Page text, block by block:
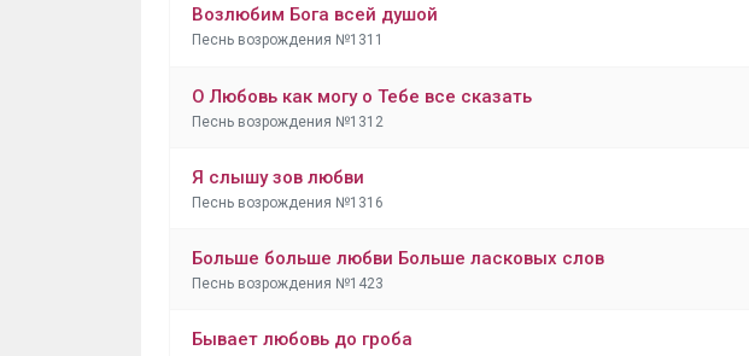
Возлюбим Бога всей душой
Песнь возрождения №1311
О Любовь как могу о Тебе все сказать
Песнь возрождения №1312
Я слышу зов любви
Песнь возрождения №1316
Больше больше любви Больше ласковых слов
Песнь возрождения №1423
Бывает любовь до гроба